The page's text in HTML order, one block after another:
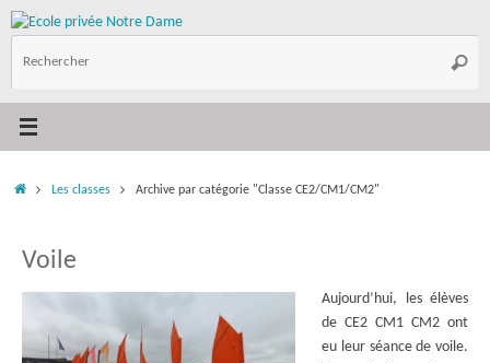
Passer
au
contenu
AccueilLes classes Archive par catégorie "Classe CE2/CM1/CM2"
Voile
Aujourd’hui, les élèves
de CE2 CM1 CM2 ont
eu leur séance de voile.